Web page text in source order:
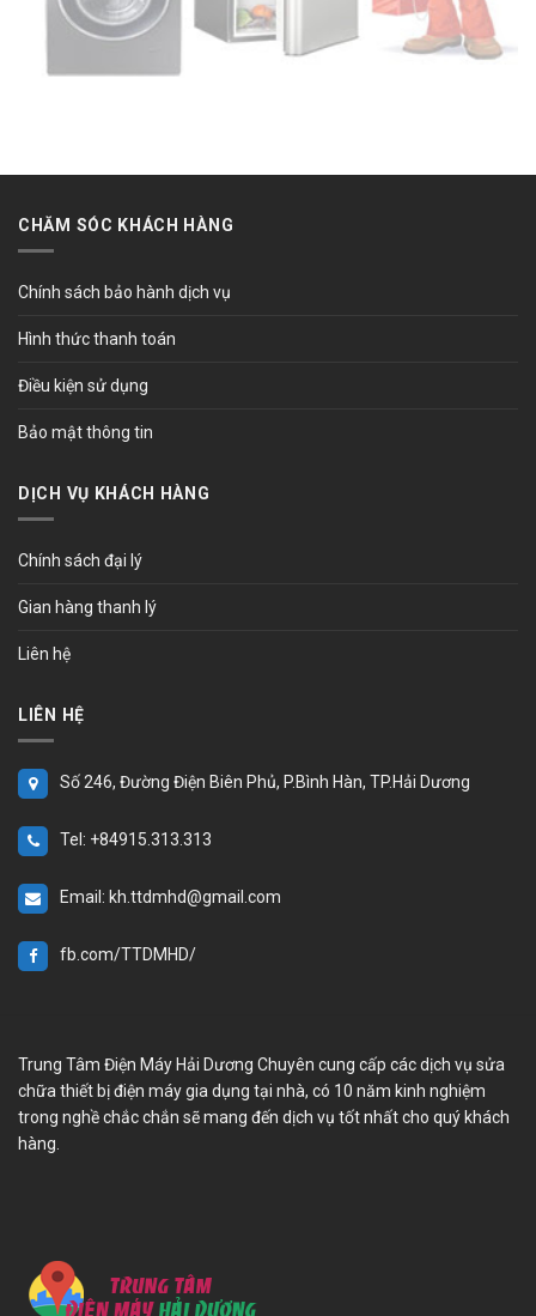
CHĂM SÓC KHÁCH HÀNG
Chính sách bảo hành dịch vụ
Hình thức thanh toán
Điều kiện sử dụng
Bảo mật thông tin
DỊCH VỤ KHÁCH HÀNG
Chính sách đại lý
Gian hàng thanh lý
Liên hệ
LIÊN HỆ
Số 246, Đường Điện Biên Phủ, P.Bình Hàn, TP.Hải Dương
Tel: +84915.313.313
Email: kh.ttdmhd@gmail.com
fb.com/TTDMHD/
Trung Tâm Điện Máy Hải Dương Chuyên cung cấp các dịch vụ sửa
chữa thiết bị điện máy gia dụng tại nhà, có 10 năm kinh nghiệm
trong nghề chắc chắn sẽ mang đến dịch vụ tốt nhất cho quý khách
hàng.